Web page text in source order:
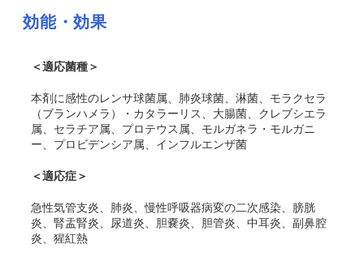
効能・効果
＜適応菌種＞
本剤に感性のレンサ球菌属、肺炎球菌、淋菌、モラクセラ
（ブランハメラ）・カタラーリス、大腸菌、クレブシエラ
属、セラチア属、プロテウス属、モルガネラ・モルガニ
ー、プロビデンシア属、インフルエンザ菌
＜適応症＞
急性気管支炎、肺炎、慢性呼吸器病変の二次感染、膀胱
炎、腎盂腎炎、尿道炎、胆嚢炎、胆管炎、中耳炎、副鼻腔
炎、猩紅熱